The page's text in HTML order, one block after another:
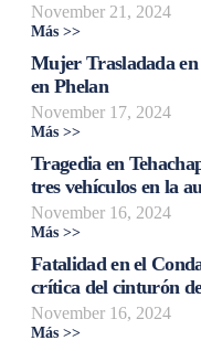
November 21, 2024
Más >>
Mujer Trasladada
en Phelan
November 17, 2024
Más >>
Tragedia en
tres vehículos en la
November 16, 2024
Más >>
Fatalidad en el
crítica del cinturón
November 16, 2024
Más >>